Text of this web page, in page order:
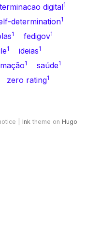
digital1
determination1
1 fedigov1
1 ideias1
1 saúde1
zero rating1
| Ink theme on Hugo